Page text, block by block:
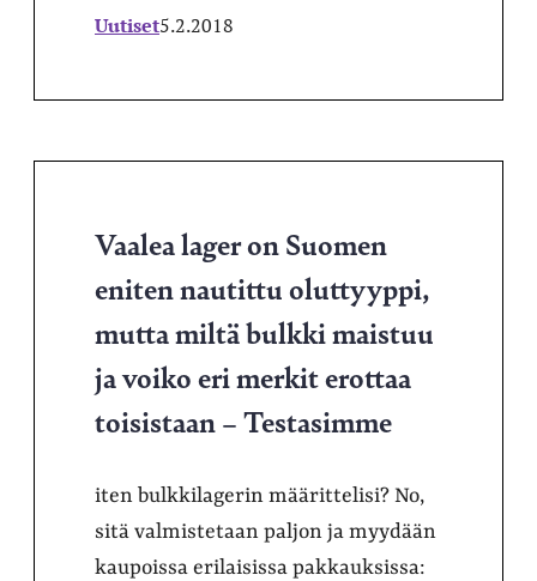
Uutiset5.2.2018
Vaalea lager on Suomen
eniten nautittu oluttyyppi,
mutta miltä bulkki maistuu
ja voiko eri merkit erottaa
toisistaan – Testasimme
iten bulkkilagerin määrittelisi? No,
sitä valmistetaan paljon ja myydään
kaupoissa erilaisissa pakkauksissa: